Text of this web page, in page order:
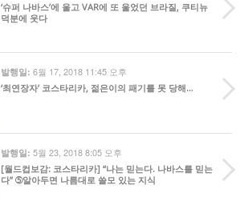
‘슈퍼 나바스’에 울고 VAR에 또 울었던 브라질, 쿠티뉴
덕분에 웃다
발행일: 6월 17, 2018 11:45 오후
‘최연장자’ 코스타리카, 젊은이의 패기를 못 당해…
발행일: 5월 23, 2018 8:05 오후
[월드컵보감: 코스타리카] “나는 믿는다. 나바스를 믿는
다” ➄알아두면 나름대로 쓸모 있는 지식